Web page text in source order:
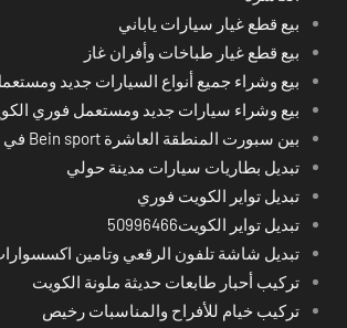
بيع قطع غيار سيارات ياباني
بيع قطع غيار طباخات وأفران غاز
بيع وشراء جميع أنواع السيارات جديد
بيع وشراء سيارات جديد ومستعمل فوري
بين سبورت المنطقة العاشرة Bein sport في الكويت
تبديل بطاريات سيارات مدينة حولي
تبديل تواير الكويت فوري
تبديل تواير الكويت50996466
تبديل شاشة تلفون الرقعي وتامين
تركيب أحبار طابعات حديثة ملونة الكويت
تركيب خيام للأفراح والمناسبات رخيص